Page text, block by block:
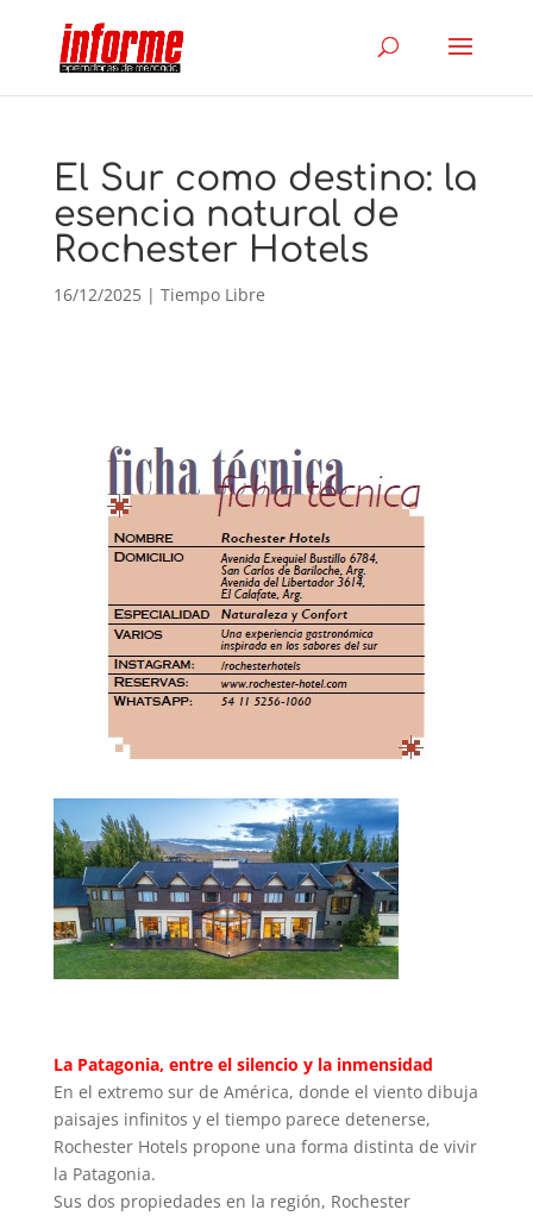
El Sur como destino: la
esencia natural de
Rochester Hotels
16/12/2025| Tiempo Libre
La Patagonia, entre el silencio y la inmensidad
En el extremo sur de América, donde el viento dibuja
paisajes infinitos y el tiempo parece detenerse,
Rochester Hotels propone una forma distinta de vivir
la Patagonia.
Sus dos propiedades en la región, Rochester